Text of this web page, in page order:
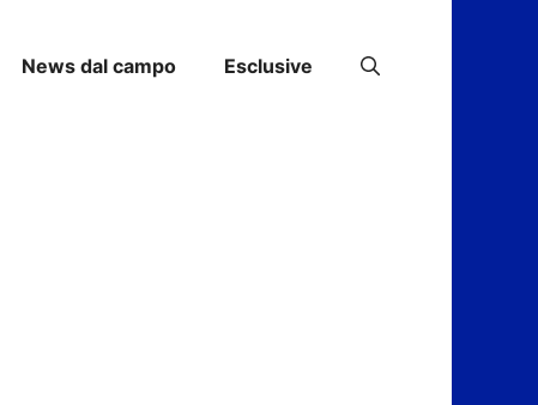
News dal campo Esclusive